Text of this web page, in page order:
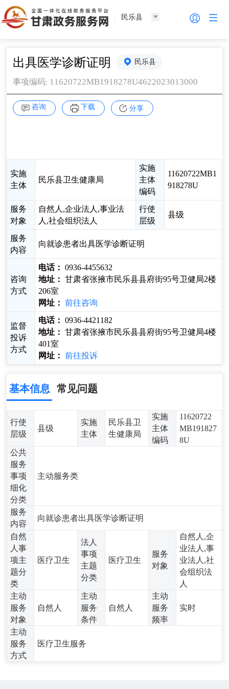
民乐县
出具医学诊断证明 民乐县
事项编码: 11620722MB1918278U4622023013000
咨询 下载 分享
实施
主体
民乐县卫生健康局
实施
主体
编码
11620722MB1
918278U
服务
对象
自然人,企业法人,事业法
人,社会组织法人
行使
层级
县级
服务
内容
向就诊患者出具医学诊断证明
咨询
方式
电话： 0936-4455632
地址： 甘肃省张掖市民乐县县府街95号卫健局2楼
206室
网址：
前往咨询
监督
投诉
方式
电话： 0936-4421182
地址： 甘肃省张掖市民乐县县府街95号卫健局4楼
401室
网址：
前往投诉
基本信息 常见问题
行使
层级
县级
实施
主体
民乐县卫
生健康局
实施
主体
编码
11620722
MB191827
8U
公共
服务
事项
细化
分类
主动服务类
服务
内容
向就诊患者出具医学诊断证明
自然
人事
项主
题分
类
医疗卫生
法人
事项
主题
分类
医疗卫生
服务
对象
自然人,企
业法人,事
业法人,社
会组织法
人
主动
服务
对象
自然人
主动
服务
条件
自然人
主动
服务
频率
实时
主动
服务
方式
医疗卫生服务